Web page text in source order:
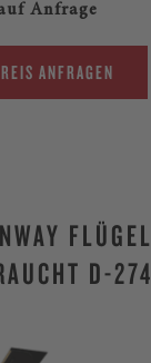
Anfrage
ANFRAGEN
FLÜGEL
D-274